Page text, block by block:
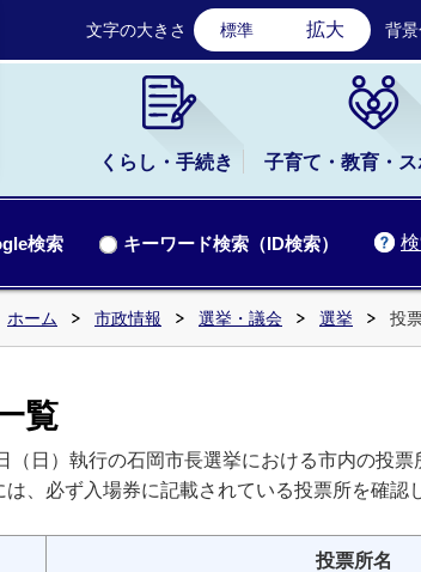
石岡市公式ホームペー
文字の大きさ 標準 拡大 背
くらし・手続き 子育て・教育・ス
検索 キーワード検索（ID検索）
ホーム 市政情報 選挙・議会 選挙 投
覧
（日）執行の石岡市長選挙における市内の投票
、必ず入場券に記載されている投票所を確認
投票所名